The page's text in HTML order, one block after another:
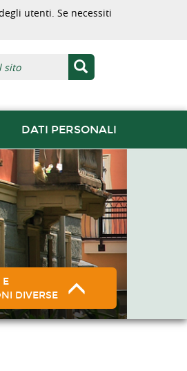
utenti. Se necessiti
DATI PERSONALI
E
DIVERSE